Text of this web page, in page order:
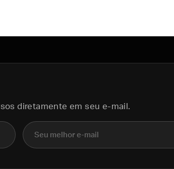
diretamente em seu e-mail.
E-mail